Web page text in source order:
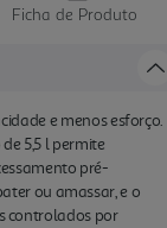
Ficha de Produto
e menos esforço.
5,5 l permite
pré-
ou amassar, e o
controlados por